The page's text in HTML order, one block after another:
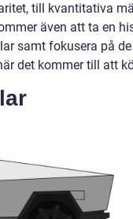
till kvantitativa
även att ta en
samt fokusera på
det kommer till att